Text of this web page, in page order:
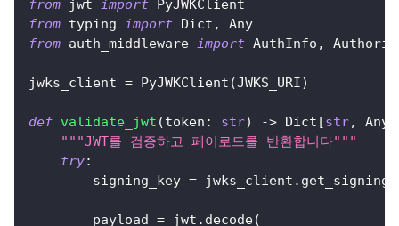
from jwt import PyJWKClient
from typing import Dict ,
Any
from auth_middleware import AuthInfo ,
jwks_client = PyJWKClient (JWKS_URI)
def validate_jwt (token : str) -> Dict [str, Any
"""JWT를 검증하고 페이로드를 반환합니다"""
try:
        signing_key
= jwks_client .
        payload
= jwt . decode(